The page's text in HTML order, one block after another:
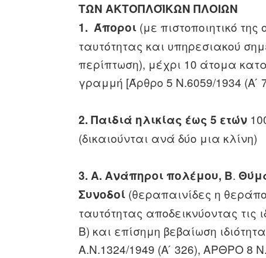
ΤΩΝ ΑΚΤΟΠΛΟΪΚΩΝ ΠΛΟΙΩΝ
1. Άποροι (με πιστοποιητικό
ταυτότητας και υπηρεσιακού
περίπτωση), μέχρι 10 άτομα
γραμμή [Άρθρο 5 Ν.6059/1934 (Α
2. Παιδιά ηλικίας έως 5 ετών
(δικαιούνται ανά δύο μια κλίνη)
3.A. Ανάπηροι πολέμου, Β.
Συνοδοί (θεραπαινίδες η
ταυτότητας αποδεικνύοντας τις
Β) και επίσημη βεβαίωση
Α.Ν.1324/1949 (Α ́ 326), ΑΡΘΡΟ 8